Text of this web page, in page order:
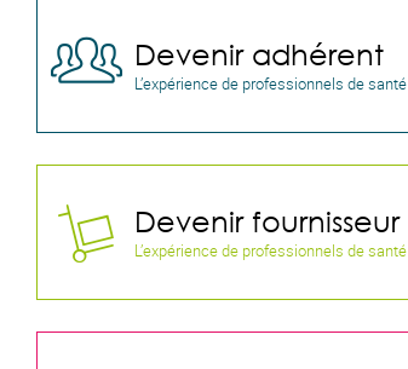
 Devenir adhérent
L’expérience de professionnels de santé
 Devenir fournisseur
L’expérience de professionnels de santé